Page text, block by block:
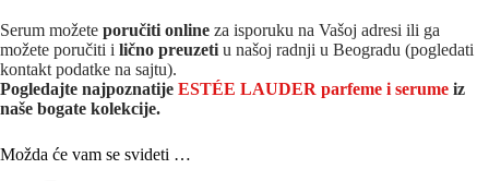
Serum možete poručiti online za isporuku na Vašoj adresi ili ga
možete poručiti i lično preuzetiu našoj radnji u Beogradu (pogledati
kontakt podatke na sajtu).
Pogledajte najpoznatije ESTÉE LAUDER parfeme i serume iz
naše bogate kolekcije.
Možda će vam se svideti …